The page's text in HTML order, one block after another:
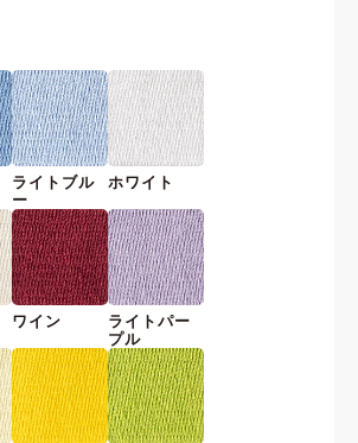
ライトブル
ー
ホワイト
ワイン
ライトパー
プル